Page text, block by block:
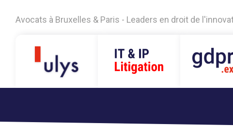
Avocats à Bruxelles & Paris - Leaders en droit de